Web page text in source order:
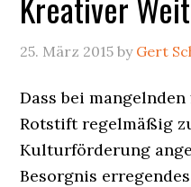
25. März 2015 by Gert
Dass bei
Rotstift regelmäßig
Kulturförderung
Besorgnis